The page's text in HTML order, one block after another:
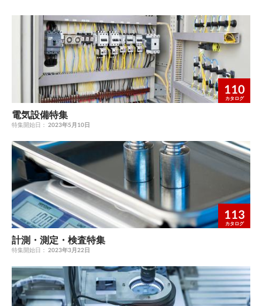
110
カタログ
電気設備特集
特集開始日： 2023年5月10日
113
カタログ
計測・測定・検査特集
特集開始日： 2023年3月22日